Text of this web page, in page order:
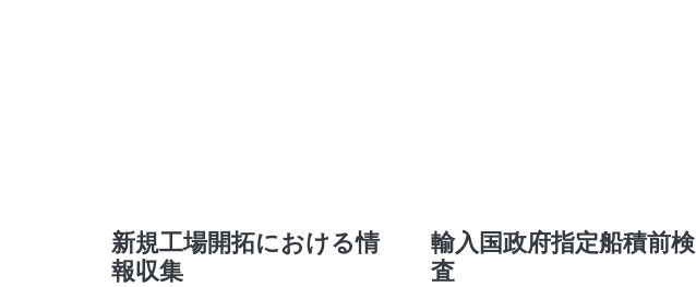
新規工場開拓における情
報収集
輸入国政府指定船積前検
査